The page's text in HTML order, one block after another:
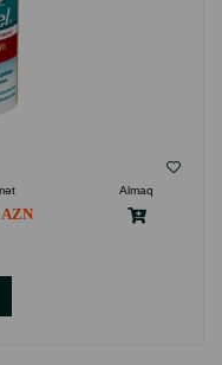
Almaq